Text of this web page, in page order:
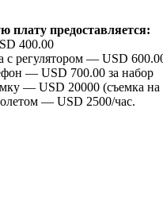
плату предоставляется:
400.00
с регулятором — USD
— USD 700.00 за набор
— USD 20000 (съемка
— USD 2500/час.